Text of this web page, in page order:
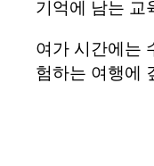
기억에 남는 교
여가 시간에는
험하는 여행에